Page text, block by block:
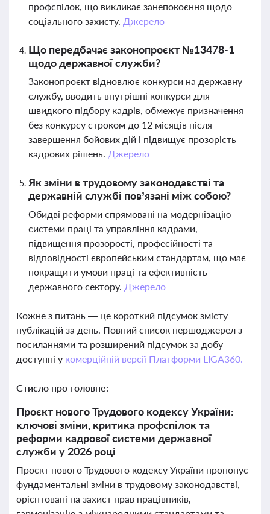
профспілок, що викликає занепокоєння щодо
соціального захисту. Джерело
Що передбачає законопроєкт №13478-1
щодо державної служби?
Законопроєкт відновлює конкурси на державну
службу, вводить внутрішні конкурси для
швидкого підбору кадрів, обмежує призначення
без конкурсу строком до 12 місяців після
завершення бойових дій і підвищує прозорість
кадрових рішень. Джерело
Як зміни в трудовому законодавстві та
державній службі пов’язані між собою?
Обидві реформи спрямовані на модернізацію
системи праці та управління кадрами,
підвищення прозорості, професійності та
відповідності європейським стандартам, що має
покращити умови праці та ефективність
державного сектору. Джерело
Кожне з питань — це короткий підсумок змісту
публікацій за день. Повний список першоджерел з
посиланнями та розширений підсумок за добу
доступні у комерційній версії Платформи LIGA360.
Стисло про головне:
Проєкт нового Трудового кодексу України:
ключові зміни, критика профспілок та
реформи кадрової системи державної
служби у 2026 році
Проєкт нового Трудового кодексу України пропонує
фундаментальні зміни в трудовому законодавстві,
орієнтовані на захист прав працівників,